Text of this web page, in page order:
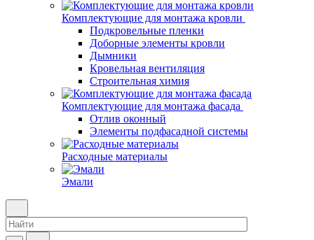
Комплектующие для монтажа кровли
Подкровельные пленки
Доборные элементы кровли
Дымники
Кровельная вентиляция
Строительная химия
Комплектующие для монтажа фасада
Отлив оконный
Элементы подфасадной системы
Расходные материалы
Эмали